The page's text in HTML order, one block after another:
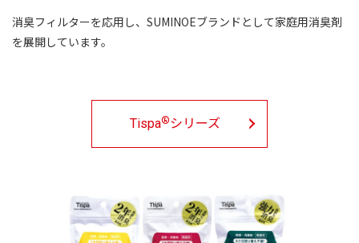
消臭フィルターを応用し、SUMINOEブランドとして家庭用消臭剤
を展開しています。
Tispa®シリーズ